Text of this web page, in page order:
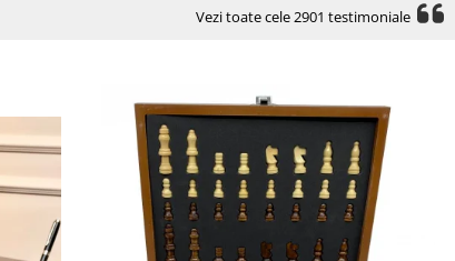
Vezi toate cele 2901 testimoniale